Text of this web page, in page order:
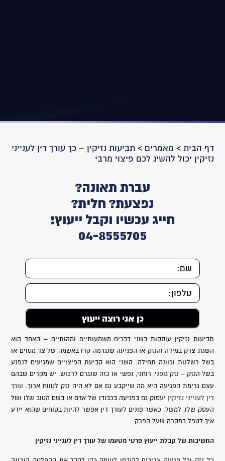
דף הבית > מאמרים >תביעות נזיקין – כך עורך דין לענייני
נזיקין יכול להשיג לכם פיצוי מרבי
עברת תאונה?
נפצעת? חלית?
חייג עכשיו וקבל ייעוץ!
04-8555705
תביעות נזיקין עוסקות בשני דברים משמעותיים ומהותיים – האחד הוא
השגת צדק במידה והנזק או הפגיעה שנגרמה קרו באשמה של צד מסוים או
בשל רשלנות וכוונה תחילה. השני הוא קביעת הפיצויים שמגיעים לנפגע
בשל הנזק – נזק גופני, רוחני, נפשי או כזה שנגרם לרכוש. יש מקרים שבהם
עצם גרימת הפגיעה היא מה שייקבע גם אם לא היה נזק לטווח ארוך. עורך
דין לענייני נזיקין יעסוק גם בפגיעה בכבודו של אדם או בשם הטוב שלו ושל
העסק שלו, למשל. כאשר פונים לעורך דין אפשר להיות בטוחים שהוא יידע
איך לטפל במקרה שעל הפרק.
החשיבות של קבלת ייעוץ פרטי מטעמו של עורך דין לענייני נזיקין